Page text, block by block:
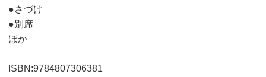
●さづけ
●別席
ほか
ISBN:9784807306381